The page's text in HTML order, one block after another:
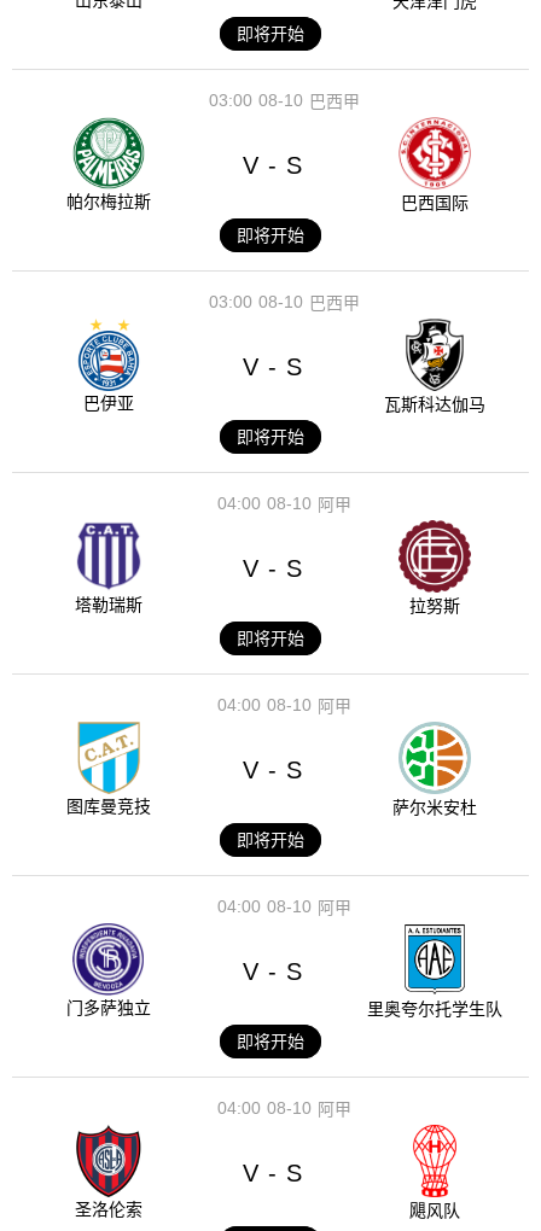
即将开始
08-10
03:00 巴西甲
帕尔梅拉斯
V - S
巴西国际
即将开始
08-10
03:00 巴西甲
巴伊亚
V - S
瓦斯科达伽马
即将开始
08-10
04:00 阿甲
塔勒瑞斯
V - S
拉努斯
即将开始
08-10
04:00 阿甲
图库曼竞技
V - S
萨尔米安杜
即将开始
08-10
04:00 阿甲
门多萨独立
V - S
里奥夸尔托学生队
即将开始
08-10
04:00 阿甲
圣洛伦索
V - S
飓风队